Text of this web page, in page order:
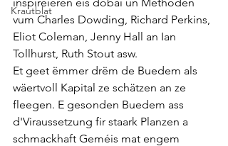
Krautblat
vum Charles Dowding, Richard Perkins,
Eliot Coleman, Jenny Hall an Ian
Tollhurst, Ruth Stout asw.
Et geet ëmmer drëm de Buedem als
wäertvoll Kapital ze schätzen an ze
fleegen. E gesonden Buedem ass
d'Viraussetzung fir staark Planzen a
schmackhaft Geméis mat engem